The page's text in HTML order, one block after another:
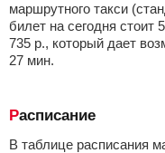
маршрутного такси
билет на сегодня стоит
735 р., который дает
27 мин.
Расписание
В таблице расписания